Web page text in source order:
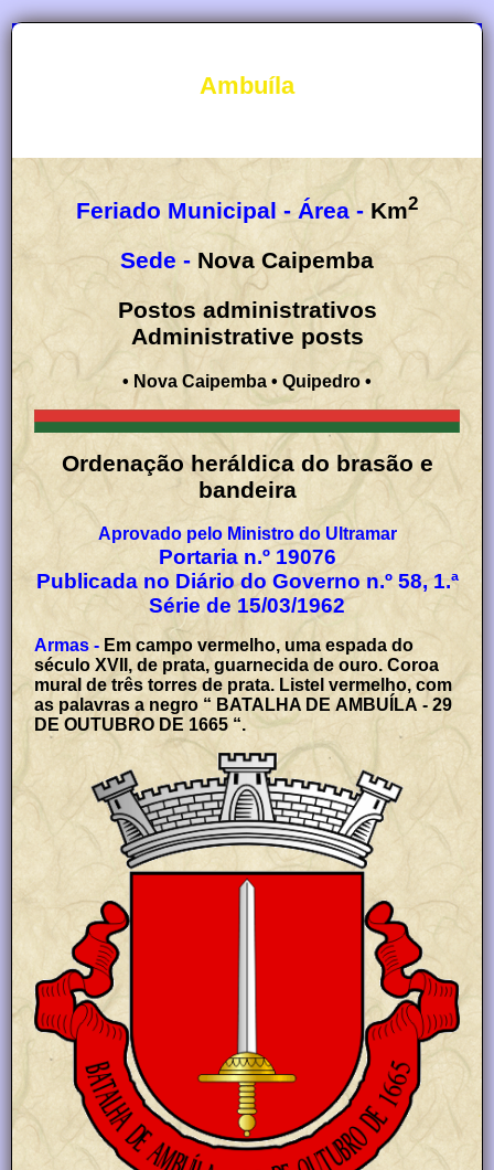
Ambuíla
Feriado Municipal - Área - Km2
Sede - Nova Caipemba
Postos administrativos
Administrative posts
• Nova Caipemba • Quipedro •
Ordenação heráldica do brasão e
bandeira
Aprovado pelo Ministro do Ultramar
Portaria n.º 19076
Publicada no Diário do Governo n.º 58, 1.ª
Série de 15/03/1962
Armas - Em campo vermelho, uma espada do
século XVII, de prata, guarnecida de ouro. Coroa
mural de três torres de prata. Listel vermelho, com
as palavras a negro “ BATALHA DE AMBUÍLA - 29
DE OUTUBRO DE 1665 “.